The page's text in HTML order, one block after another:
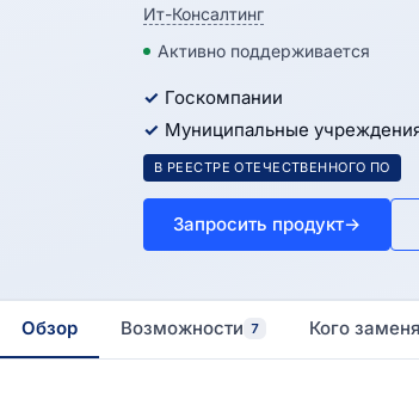
Ит-Консалтинг
Активно поддерживается
Госкомпании
Муниципальные
В РЕЕСТРЕ ОТЕЧЕСТВЕННОГО ПО
Запросить продукт→
Обзор Возможности 7 Кого